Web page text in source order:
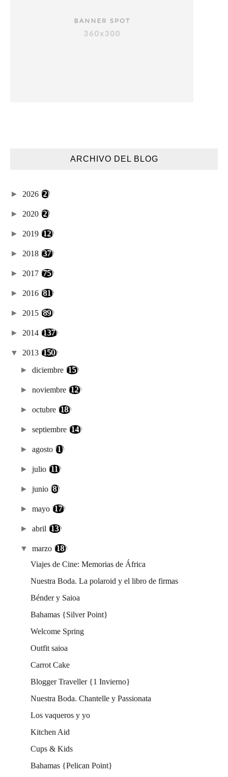
ARCHIVO DEL BLOG
► 2026 (2)
► 2020 (2)
► 2019 (12)
► 2018 (37)
► 2017 (75)
► 2016 (81)
► 2015 (89)
► 2014 (137)
▼ 2013 (150)
►diciembre (15)
►noviembre (12)
►octubre (18)
►septiembre (14)
►agosto(1)
►julio(11)
►junio(8)
►mayo (17)
►abril (13)
▼marzo (18)
Viajes de Cine: Memorias de África
Nuestra Boda. La polaroid y el libro de firmas
Bénder y Saioa
Bahamas {Silver Point}
Welcome Spring
Outfit saioa
Carrot Cake
Blogger Traveller {1 Invierno}
Nuestra Boda. Chantelle y Passionata
Los vaqueros y yo
Kitchen Aid
Cups & Kids
Bahamas {Pelican Point}